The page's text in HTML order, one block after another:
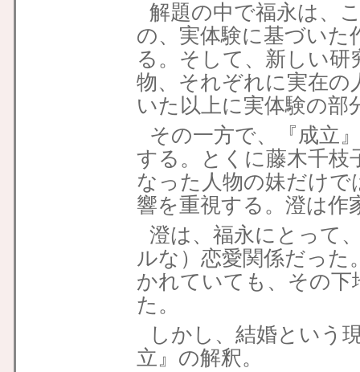
解題の中で福永は、
の、実体験に基づい
る。そして、新しい研
物、それぞれに実在の
いた以上に実体験の部
その一方で、『成立
する。とくに藤木千枝
なった人物の妹だけで
響を重視する。澄は作
澄は、福永にとって
ルな）恋愛関係だった
かれていても、その
た。
しかし、結婚という
立』の解釈。